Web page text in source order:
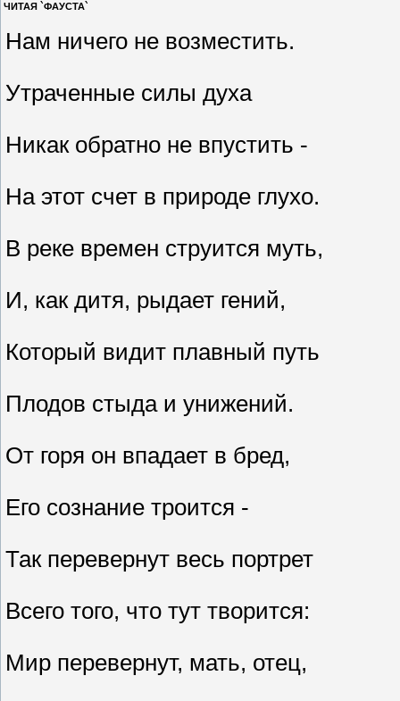
ЧИТАЯ `ФАУСТА`
Нам ничего не возместить.
Утраченные силы духа
Никак обратно не впустить -
На этот счет в природе глухо.
В реке времен струится муть,
И, как дитя, рыдает гений,
Который видит плавный путь
Плодов стыда и унижений.
От горя он впадает в бред,
Его сознание троится -
Так перевернут весь портрет
Всего того, что тут творится:
Мир перевернут, мать, отец,